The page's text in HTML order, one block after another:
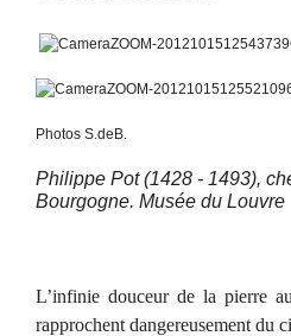
Photos S.deB.
Philippe Pot (1428 - 1493),
Bourgogne. Musée du Louvre
L’infinie douceur de la pierre
rapprochent dangereusement du